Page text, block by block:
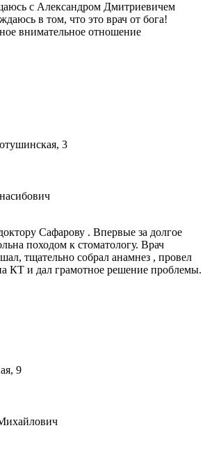
с Александром Дмитриевичем
в том, что это врач от бога!
внимательное отношение
3
Сафарову . Впервые за долгое
походом к стоматологу. Врач
тщательно собрал анамнез , провел
КТ и дал грамотное решение проблемы.
9